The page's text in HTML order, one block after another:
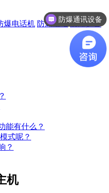
爆电话机 防爆话站 防爆扩音
能有什么？
式呢？
？
机
防爆通讯设备